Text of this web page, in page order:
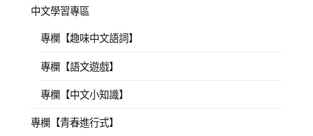
中文學習專區
專欄【趣味中文語詞】
專欄【語文遊戲】
專欄【中文小知識】
專欄【青春進行式】